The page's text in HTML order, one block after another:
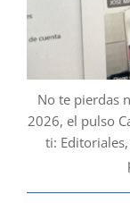
No te pierdas
2026, el pulso
ti: